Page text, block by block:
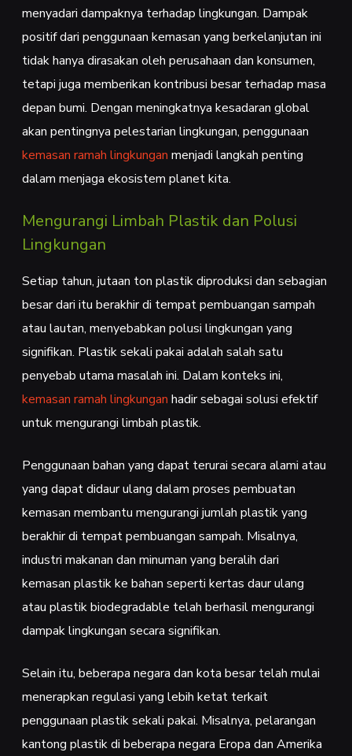
menyadari dampaknya terhadap lingkungan. Dampak
positif dari penggunaan kemasan yang berkelanjutan ini
tidak hanya dirasakan oleh perusahaan dan konsumen,
tetapi juga memberikan kontribusi besar terhadap masa
depan bumi. Dengan meningkatnya kesadaran global
akan pentingnya pelestarian lingkungan, penggunaan
kemasan ramah lingkungan menjadi langkah penting
dalam menjaga ekosistem planet kita.
Mengurangi Limbah Plastik dan Polusi
Lingkungan
Setiap tahun, jutaan ton plastik diproduksi dan sebagian
besar dari itu berakhir di tempat pembuangan sampah
atau lautan, menyebabkan polusi lingkungan yang
signifikan. Plastik sekali pakai adalah salah satu
penyebab utama masalah ini. Dalam konteks ini,
kemasan ramah lingkungan hadir sebagai solusi efektif
untuk mengurangi limbah plastik.
Penggunaan bahan yang dapat terurai secara alami atau
yang dapat didaur ulang dalam proses pembuatan
kemasan membantu mengurangi jumlah plastik yang
berakhir di tempat pembuangan sampah. Misalnya,
industri makanan dan minuman yang beralih dari
kemasan plastik ke bahan seperti kertas daur ulang
atau plastik biodegradable telah berhasil mengurangi
dampak lingkungan secara signifikan.
Selain itu, beberapa negara dan kota besar telah mulai
menerapkan regulasi yang lebih ketat terkait
penggunaan plastik sekali pakai. Misalnya, pelarangan
kantong plastik di beberapa negara Eropa dan Amerika